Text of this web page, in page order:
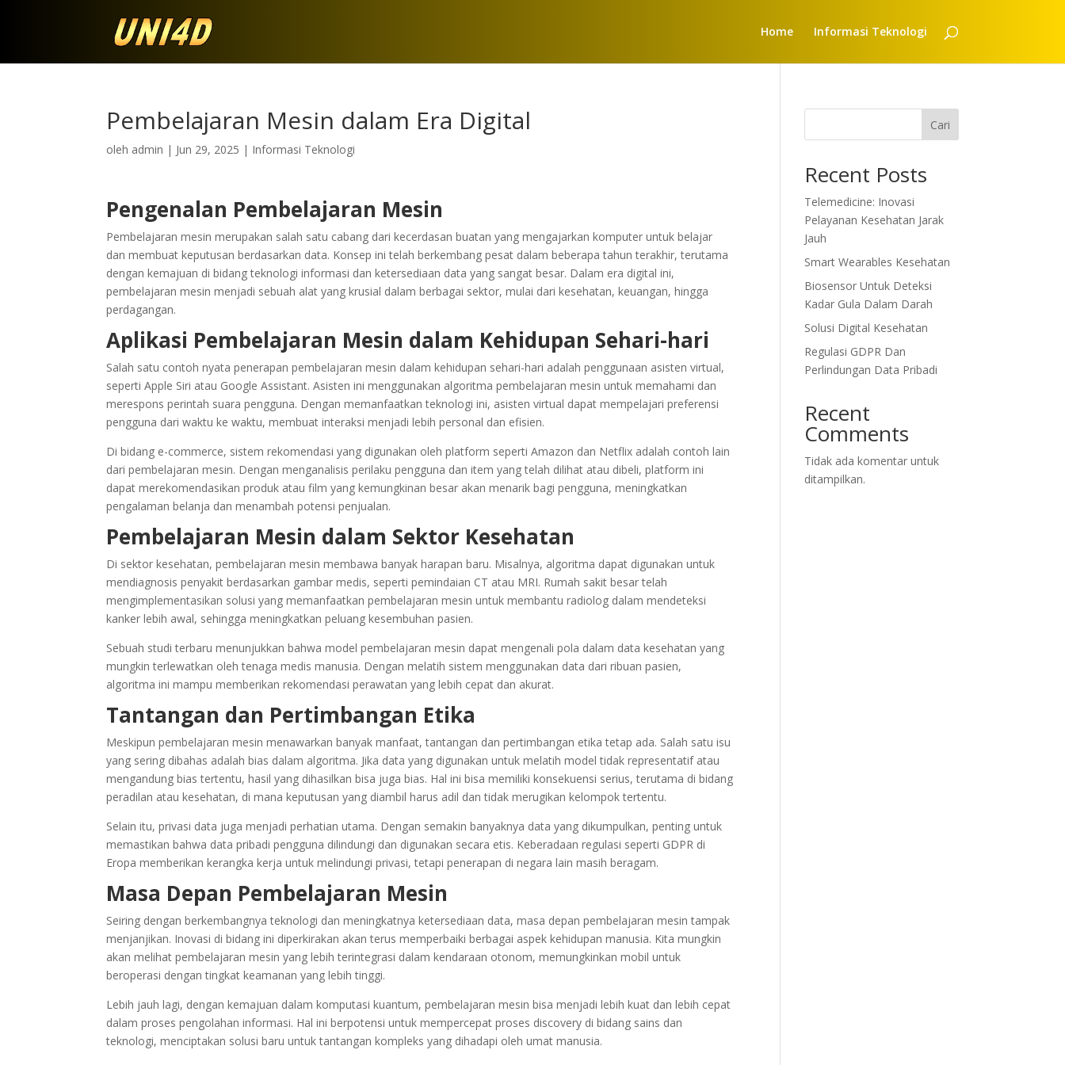
Home Informasi Teknologi
Pembelajaran Mesin dalam Era Digital
oleh admin | Jun 29, 2025 | Informasi Teknologi
Pengenalan Pembelajaran Mesin
Pembelajaran mesin merupakan salah satu cabang dari kecerdasan buatan yang mengajarkan komputer untuk belajar
dan membuat keputusan berdasarkan data. Konsep ini telah berkembang pesat dalam beberapa tahun terakhir, terutama
dengan kemajuan di bidang teknologi informasi dan ketersediaan data yang sangat besar. Dalam era digital ini,
pembelajaran mesin menjadi sebuah alat yang krusial dalam berbagai sektor, mulai dari kesehatan, keuangan, hingga
perdagangan.
Aplikasi Pembelajaran Mesin dalam Kehidupan Sehari-hari
Salah satu contoh nyata penerapan pembelajaran mesin dalam kehidupan sehari-hari adalah penggunaan asisten virtual,
seperti Apple Siri atau Google Assistant. Asisten ini menggunakan algoritma pembelajaran mesin untuk memahami dan
merespons perintah suara pengguna. Dengan memanfaatkan teknologi ini, asisten virtual dapat mempelajari preferensi
pengguna dari waktu ke waktu, membuat interaksi menjadi lebih personal dan efisien.
Di bidang e-commerce, sistem rekomendasi yang digunakan oleh platform seperti Amazon dan Netflix adalah contoh lain
dari pembelajaran mesin. Dengan menganalisis perilaku pengguna dan item yang telah dilihat atau dibeli, platform ini
dapat merekomendasikan produk atau film yang kemungkinan besar akan menarik bagi pengguna, meningkatkan
pengalaman belanja dan menambah potensi penjualan.
Pembelajaran Mesin dalam Sektor Kesehatan
Di sektor kesehatan, pembelajaran mesin membawa banyak harapan baru. Misalnya, algoritma dapat digunakan untuk
mendiagnosis penyakit berdasarkan gambar medis, seperti pemindaian CT atau MRI. Rumah sakit besar telah
mengimplementasikan solusi yang memanfaatkan pembelajaran mesin untuk membantu radiolog dalam mendeteksi
kanker lebih awal, sehingga meningkatkan peluang kesembuhan pasien.
Sebuah studi terbaru menunjukkan bahwa model pembelajaran mesin dapat mengenali pola dalam data kesehatan yang
mungkin terlewatkan oleh tenaga medis manusia. Dengan melatih sistem menggunakan data dari ribuan pasien,
algoritma ini mampu memberikan rekomendasi perawatan yang lebih cepat dan akurat.
Tantangan dan Pertimbangan Etika
Meskipun pembelajaran mesin menawarkan banyak manfaat, tantangan dan pertimbangan etika tetap ada. Salah satu isu
yang sering dibahas adalah bias dalam algoritma. Jika data yang digunakan untuk melatih model tidak representatif atau
mengandung bias tertentu, hasil yang dihasilkan bisa juga bias. Hal ini bisa memiliki konsekuensi serius, terutama di bidang
peradilan atau kesehatan, di mana keputusan yang diambil harus adil dan tidak merugikan kelompok tertentu.
Selain itu, privasi data juga menjadi perhatian utama. Dengan semakin banyaknya data yang dikumpulkan, penting untuk
memastikan bahwa data pribadi pengguna dilindungi dan digunakan secara etis. Keberadaan regulasi seperti GDPR di
Eropa memberikan kerangka kerja untuk melindungi privasi, tetapi penerapan di negara lain masih beragam.
Masa Depan Pembelajaran Mesin
Seiring dengan berkembangnya teknologi dan meningkatnya ketersediaan data, masa depan pembelajaran mesin tampak
menjanjikan. Inovasi di bidang ini diperkirakan akan terus memperbaiki berbagai aspek kehidupan manusia. Kita mungkin
akan melihat pembelajaran mesin yang lebih terintegrasi dalam kendaraan otonom, memungkinkan mobil untuk
beroperasi dengan tingkat keamanan yang lebih tinggi.
Lebih jauh lagi, dengan kemajuan dalam komputasi kuantum, pembelajaran mesin bisa menjadi lebih kuat dan lebih cepat
dalam proses pengolahan informasi. Hal ini berpotensi untuk mempercepat proses discovery di bidang sains dan
teknologi, menciptakan solusi baru untuk tantangan kompleks yang dihadapi oleh umat manusia.
Cari
Recent Posts
Telemedicine: Inovasi
Pelayanan Kesehatan Jarak
Jauh
Smart Wearables Kesehatan
Biosensor Untuk Deteksi
Kadar Gula Dalam Darah
Solusi Digital Kesehatan
Regulasi GDPR Dan
Perlindungan Data Pribadi
Recent
Comments
Tidak ada komentar untuk
ditampilkan.